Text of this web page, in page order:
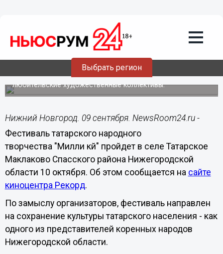
Выбрать регион
Фестиваль татарского народного
творчества пройдет в Нижегородской
области 10 октября
В конкурсе примут участие профессиональные и
любительские художественные коллективы.
Нижний Новгород. 09 сентября. NewsRoom24.ru -
Фестиваль татарского народного
творчества "Милли кй" пройдет в селе Татарское
Маклаково Спасского района Нижегородской
области 10 октября. Об этом сообщается на сайте
киноцентра Рекорд.
По замыслу организаторов, фестиваль направлен
на сохранение культуры татарского населения - как
одного из представителей коренных народов
Нижегородской области.